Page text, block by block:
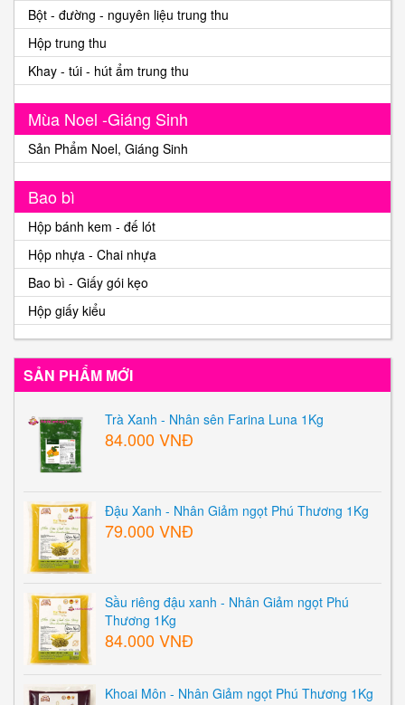
Bột - đường - nguyên liệu trung thu
Hộp trung thu
Khay - túi - hút ẩm trung thu
Mùa Noel -Giáng Sinh
Sản Phẩm Noel, Giáng Sinh
Bao bì
Hộp bánh kem - đế lót
Hộp nhựa - Chai nhựa
Bao bì - Giấy gói kẹo
Hộp giấy kiểu
SẢN PHẨM MỚI
Trà Xanh - Nhân sên Farina Luna 1Kg
84.000 VNĐ
Đậu Xanh - Nhân Giảm ngọt Phú Thương 1Kg
79.000 VNĐ
Sầu riêng đậu xanh - Nhân Giảm ngọt Phú
Thương 1Kg
84.000 VNĐ
Khoai Môn - Nhân Giảm ngọt Phú Thương 1Kg